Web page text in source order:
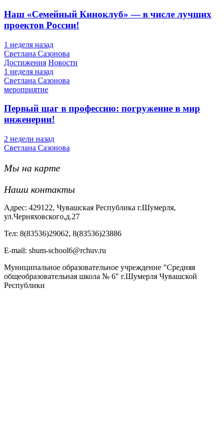
Наш «Семейный Киноклуб» — в числе лучших
проектов России!
1 неделя назад
Светлана Сазонова
Достижения Новости
1 неделя назад
Светлана Сазонова
мероприятие
Первый шаг в профессию: погружение в мир
инженерии!
2 недели назад
Светлана Сазонова
Мы на карте
Наши контакты
Адрес: 429122, Чувашская Республика г.Шумерля,
ул.Черняховского,д.27
Тел: 8(83536)29062, 8(83536)23886
Е-mail: shum-school6@rchuv.ru
Муниципальное образовательное учреждение "Средняя
общеобразовательная школа № 6" г.Шумерля Чувашской
Республики